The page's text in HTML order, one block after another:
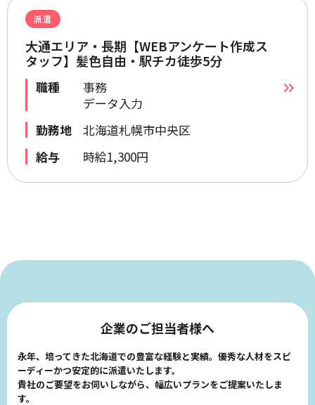
派遣
大通エリア・長期【WEBアンケート作成ス
タッフ】髪色自由・駅チカ徒歩5分
職種
事務
データ入力
勤務地
北海道札幌市中央区
給与
時給1,300円
企業のご担当者様へ
永年、培ってきた北海道での豊富な経験と実績。優秀な人材をスピ
ーディーかつ安定的に派遣いたします。
貴社のご要望をお伺いしながら、幅広いプランをご提案いたしま
す。